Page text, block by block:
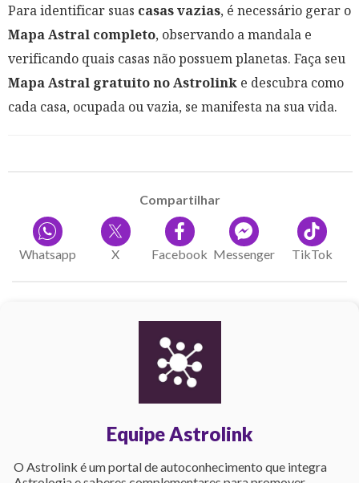
Para identificar suas casas vazias, é necessário gerar o
Mapa Astral completo, observando a mandala e
verificando quais casas não possuem planetas. Faça seu
Mapa Astral gratuito no Astrolink e descubra como
cada casa, ocupada ou vazia, se manifesta na sua vida.
Compartilhar
Whatsapp X Facebook Messenger TikTok
Equipe Astrolink
O Astrolink é um portal de autoconhecimento que integra